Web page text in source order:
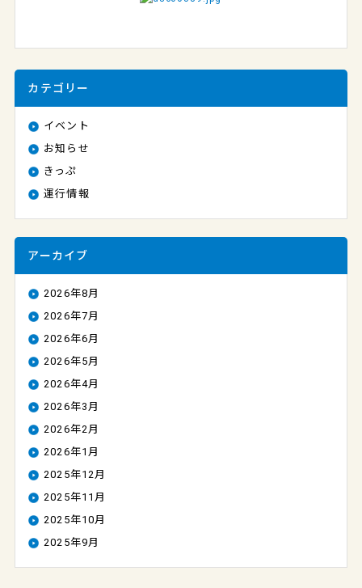
カテゴリー
イベント
お知らせ
きっぷ
運行情報
アーカイブ
2026年8月
2026年7月
2026年6月
2026年5月
2026年4月
2026年3月
2026年2月
2026年1月
2025年12月
2025年11月
2025年10月
2025年9月